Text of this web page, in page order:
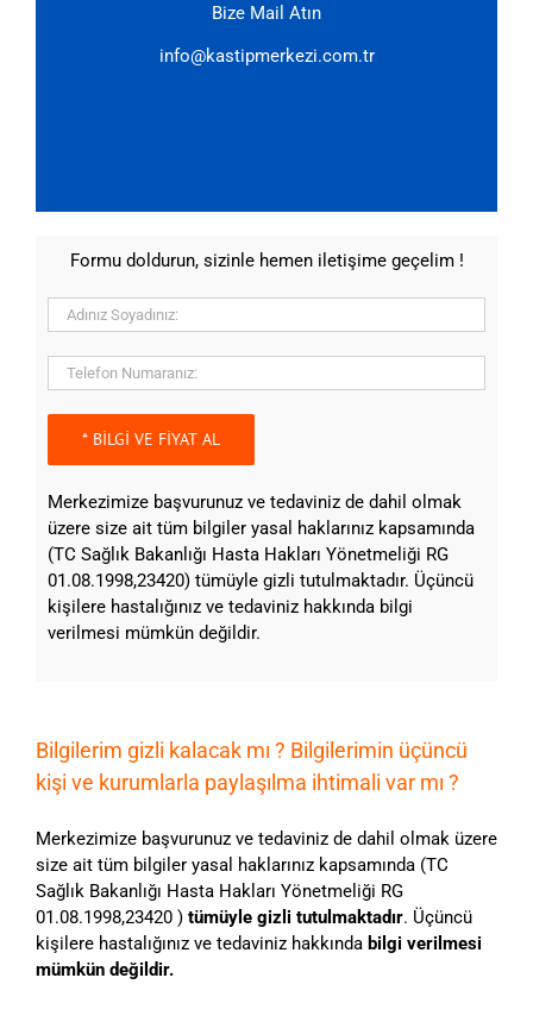
Bize Mail Atın
info@kastipmerkezi.com.tr
Formu doldurun, sizinle hemen iletişime geçelim !
Merkezimize başvurunuz ve tedaviniz de dahil olmak
üzere size ait tüm bilgiler yasal haklarınız kapsamında
(TC Sağlık Bakanlığı Hasta Hakları Yönetmeliği RG
01.08.1998,23420) tümüyle gizli tutulmaktadır. Üçüncü
kişilere hastalığınız ve tedaviniz hakkında bilgi
verilmesi mümkün değildir.
Bilgilerim gizli kalacak mı ? Bilgilerimin üçüncü
kişi ve kurumlarla paylaşılma ihtimali var mı ?
Merkezimize başvurunuz ve tedaviniz de dahil olmak üzere
size ait tüm bilgiler yasal haklarınız kapsamında (TC
Sağlık Bakanlığı Hasta Hakları Yönetmeliği RG
01.08.1998,23420 ) tümüyle gizli tutulmaktadır. Üçüncü
kişilere hastalığınız ve tedaviniz hakkında bilgi verilmesi
mümkün değildir.